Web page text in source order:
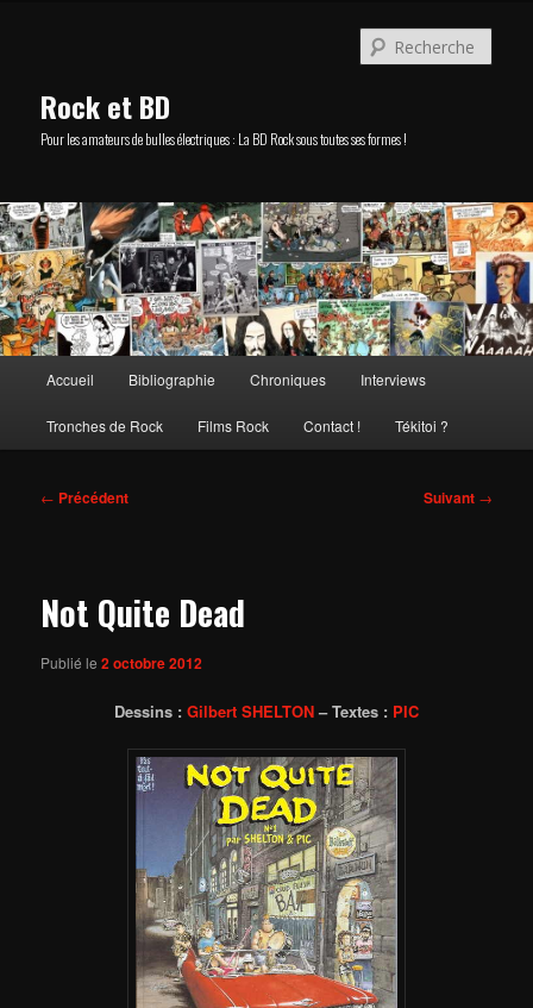
Rock et BD
Pour les amateurs de bulles électriques : La BD Rock sous toutes ses formes !
principal
Accueil Bibliographie Chroniques Interviews
Tronches de Rock Films Rock Contact ! Tékitoi ?
Navigation
← Précédent Suivant →
Not Quite Dead
Publié le2 octobre 2012
Dessins : Gilbert SHELTON – Textes : PIC